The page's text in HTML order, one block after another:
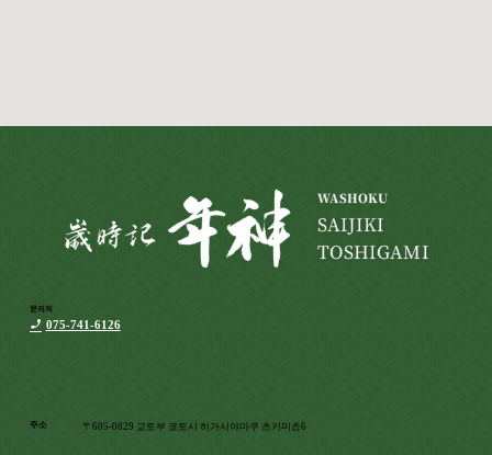
문의처
075-741-6126
주소 〒605-0829 교토부 쿄토시 히가시야마쿠 츠키미쵸6